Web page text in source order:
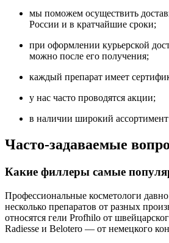
мы поможем осуществить
России и в кратчайшие сроки;
при оформлении курьерской
можно после его получения;
каждый препарат имеет
у нас часто проводятся акции;
в наличии широкий ассортимент
Часто-задаваемые
Какие филлеры самые
Профессиональные косметологи
несколько препаратов от разных
относятся гели Profhilo от
Radiesse и Belotero — от немецкого